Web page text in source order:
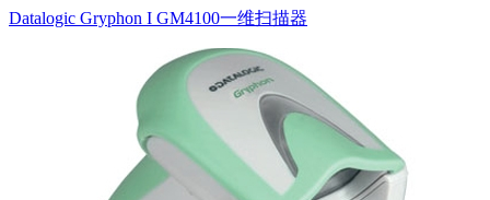
Datalogic Gryphon I GM4100一维扫描器